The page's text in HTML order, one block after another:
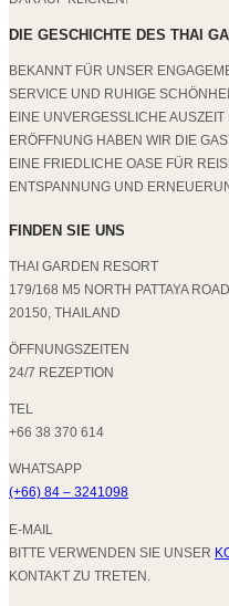
DIE GESCHICHTE DES THAI
BEKANNT FÜR UNSER
ERVICE UND RUHIGE
INE UNVERGESSLICHE AUSZEIT
RÖFFNUNG HABEN WIR DIE
INE FRIEDLICHE OASE FÜR
NTSPANNUNG UND
FINDEN SIE UNS
THAI GARDEN RESORT
179/168 M5 NORTH PATTAYA
20150, THAILAND
ÖFFNUNGSZEITEN
24/7 REZEPTION
TEL
+66 38 370 614
WHATSAPP
(+66) 84 – 3241098
E-MAIL
BITTE VERWENDEN SIE UNSER
KONTAKT ZU TRETEN.